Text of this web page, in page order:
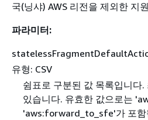
국(닝샤) AWS 리전을 제외한 지
파라미터:
유형: CSV
쉼표로 구분된 값 목록입니다
있습니다. 유효한 값으로는
'aws:forward_to_sfe'가 포함